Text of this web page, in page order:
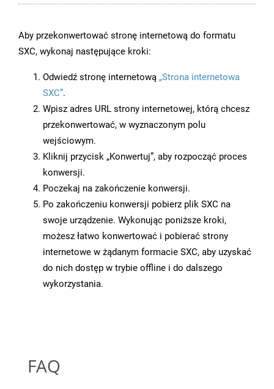
Aby przekonwertować stronę internetową do formatu
SXC, wykonaj następujące kroki:
Odwiedź stronę internetową „Strona internetowa
SXC”.
Wpisz adres URL strony internetowej, którą chcesz
przekonwertować, w wyznaczonym polu
wejściowym.
Kliknij przycisk „Konwertuj”, aby rozpocząć proces
konwersji.
Poczekaj na zakończenie konwersji.
Po zakończeniu konwersji pobierz plik SXC na
swoje urządzenie. Wykonując poniższe kroki,
możesz łatwo konwertować i pobierać strony
internetowe w żądanym formacie SXC, aby uzyskać
do nich dostęp w trybie offline i do dalszego
wykorzystania.
FAQ